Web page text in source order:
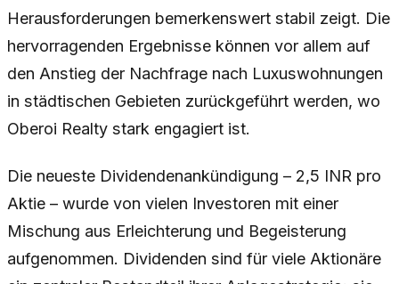
Herausforderungen bemerkenswert stabil zeigt. Die
hervorragenden Ergebnisse können vor allem auf
den Anstieg der Nachfrage nach Luxuswohnungen
in städtischen Gebieten zurückgeführt werden, wo
Oberoi Realty stark engagiert ist.
Die neueste Dividendenankündigung – 2,5 INR pro
Aktie – wurde von vielen Investoren mit einer
Mischung aus Erleichterung und Begeisterung
aufgenommen. Dividenden sind für viele Aktionäre